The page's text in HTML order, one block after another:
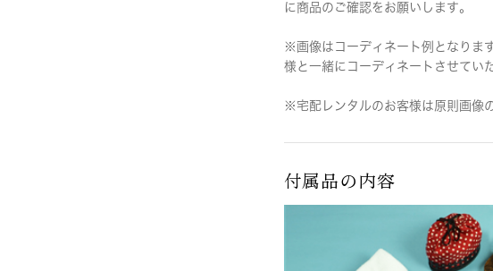
に商品のご確認をお願いします。
※画像はコーディネート例となりま
様と一緒にコーディネートさせてい
※宅配レンタルのお客様は原則画像
付属品の内容